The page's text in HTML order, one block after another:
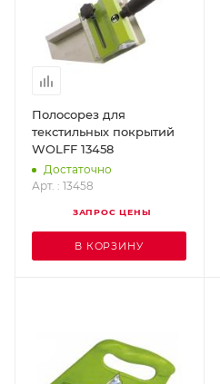
Полосорез для
текстильных покрытий
WOLFF 13458
Достаточно
Арт. : 13458
ЗАПРОС ЦЕНЫ
В КОРЗИНУ